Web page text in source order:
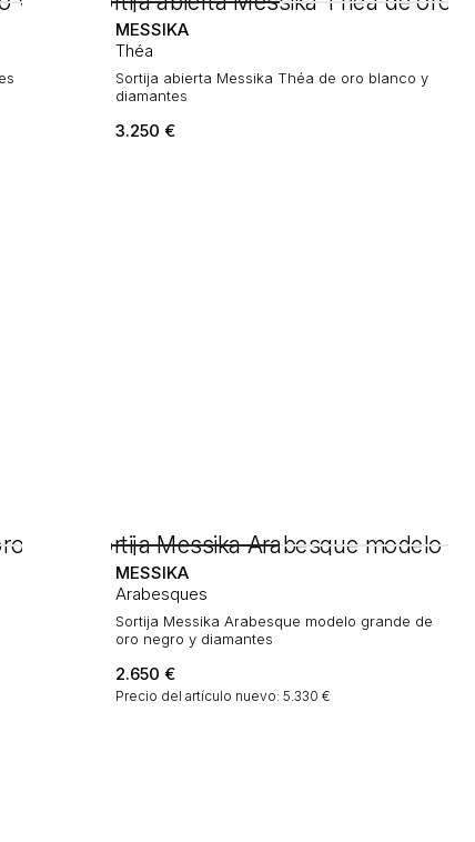
MESSIKA
Théa
Sortija abierta Messika Théa de oro blanco y
diamantes
3.250 €
MESSIKA
Arabesques
Sortija Messika Arabesque modelo grande de
oro negro y diamantes
2.650 €
Precio del artículo nuevo: 5.330 €